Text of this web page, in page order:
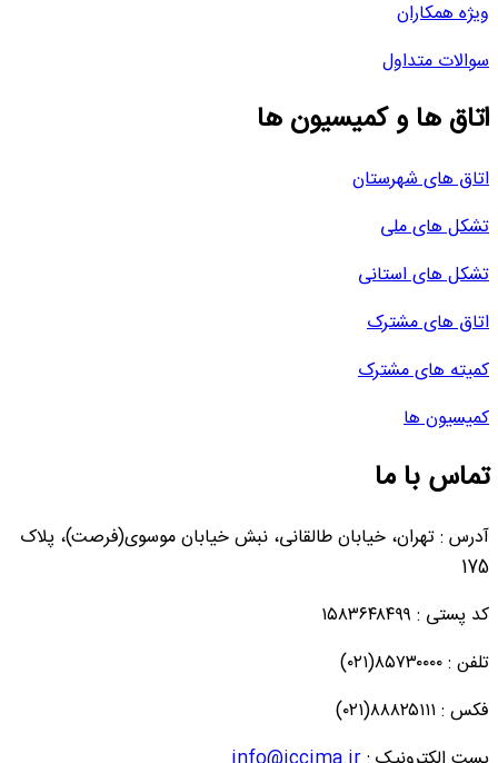
ویژه همکاران
سوالات متداول
اتاق ها و کمیسیون ها
اتاق های شهرستان
تشکل های ملی
تشکل های استانی
اتاق های مشترک
کمیته های مشترک
کمیسیون ها
تماس با ما
آدرس : تهران، خیابان طالقانی، نبش خیابان موسوی(فرصت)، پلاک
175
کد پستی : ۱۵۸۳۶۴۸۴۹۹
تلفن : ۸۵۷۳۰۰۰۰(۰۲۱)
فکس : ۸۸۸۲۵۱۱۱(۰۲۱)